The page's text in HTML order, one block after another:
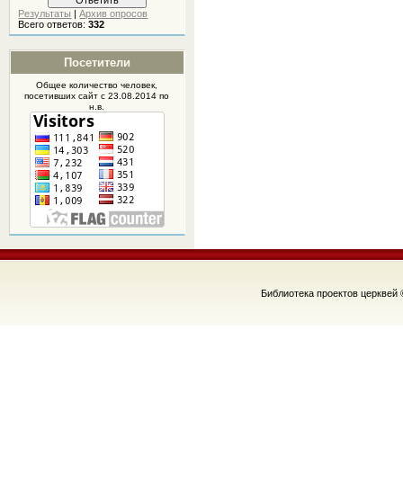
Результаты |Архив опросов
Всего ответов:332
Посетители
Общее количество человек,
посетившихсайтс 23.08.2014 по
н.в.
Библиотека проектов церквей